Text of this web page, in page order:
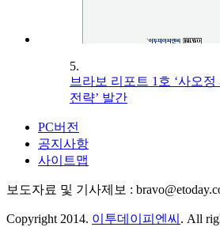
5.
브라보 리포트 1호 ‘사오정
전략’ 발간
PC버전
공지사항
사이트맵
보도자료 및 기사제보 :
Copyright 2014. 이투데이피엔씨 . All